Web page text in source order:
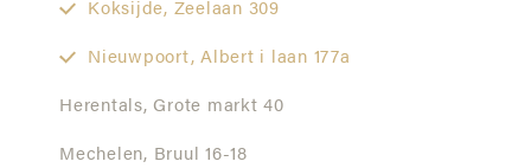
Koksijde, Zeelaan 309
Nieuwpoort, Albert i laan 177a
Herentals, Grote markt 40
Mechelen, Bruul 16-18